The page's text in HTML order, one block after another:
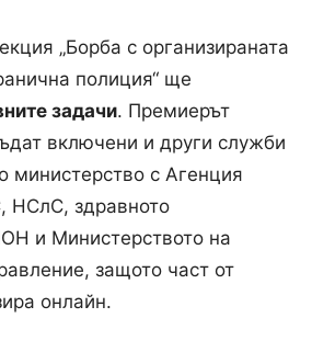
„Борба с организираната
полиция“ ще
задачи. Премиерът
включени и други служби
министерство с Агенция
НСлС, здравното
и Министерството на
защото част от
онлайн.